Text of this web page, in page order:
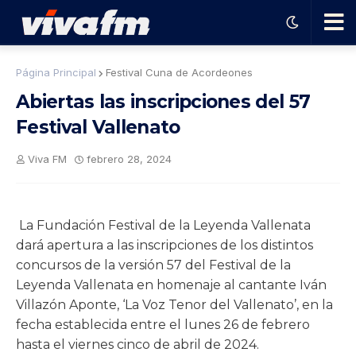
Ha
el
pro
gra
Página Principal Festival Cuna de Acordeones
Abiertas las inscripciones del 57
Festival Vallenato
Viva FM febrero 28, 2024
La Fundación Festival de la Leyenda Vallenata
dará apertura a las inscripciones de los distintos
concursos de la versión 57 del Festival de la
Leyenda Vallenata en homenaje al cantante Iván
Villazón Aponte, ‘La Voz Tenor del Vallenato’, en la
fecha establecida entre el lunes 26 de febrero
hasta el viernes cinco de abril de 2024.